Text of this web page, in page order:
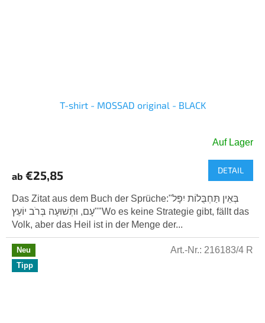
T-shirt - MOSSAD original - BLACK
Auf Lager
ab €25,85 DETAIL
Das Zitat aus dem Buch der Sprüche:"בְּאֵין תַּחְבֻּלוֹת יִפָּל
עָם, וּתְשׁוּעָה בְּרֹב יוֹעֵץ""Wo es keine Strategie gibt, fällt das
Volk, aber das Heil ist in der Menge der...
Neu
Tipp
Art.-Nr.: 216183/4 R